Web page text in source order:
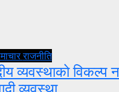
राजनीति
व्यवस्थाको विकल्प